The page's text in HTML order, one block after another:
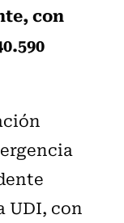
con
UDI, con